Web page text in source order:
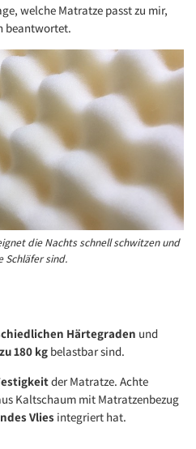
welche Matratze passt zu mir,
beantwortet.
die Nachts schnell schwitzen und
Schläfer sind.
Härtegraden und
180 kg belastbar sind.
der Matratze. Achte
Kaltschaum mit Matratzenbezug
Vlies integriert hat.